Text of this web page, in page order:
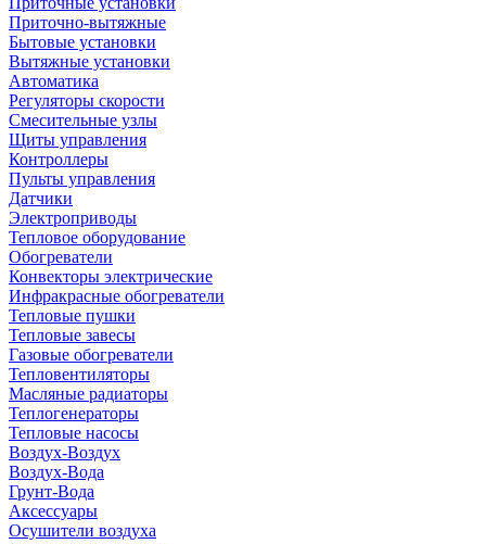
Приточно-вытяжные
Бытовые установки
Вытяжные установки
Автоматика
Регуляторы скорости
Смесительные узлы
Щиты управления
Контроллеры
Пульты управления
Датчики
Электроприводы
Тепловое оборудование
Обогреватели
Конвекторы электрические
Инфракрасные обогреватели
Тепловые пушки
Тепловые завесы
Газовые обогреватели
Тепловентиляторы
Масляные радиаторы
Теплогенераторы
Тепловые насосы
Воздух-Воздух
Воздух-Вода
Грунт-Вода
Аксессуары
Осушители воздуха